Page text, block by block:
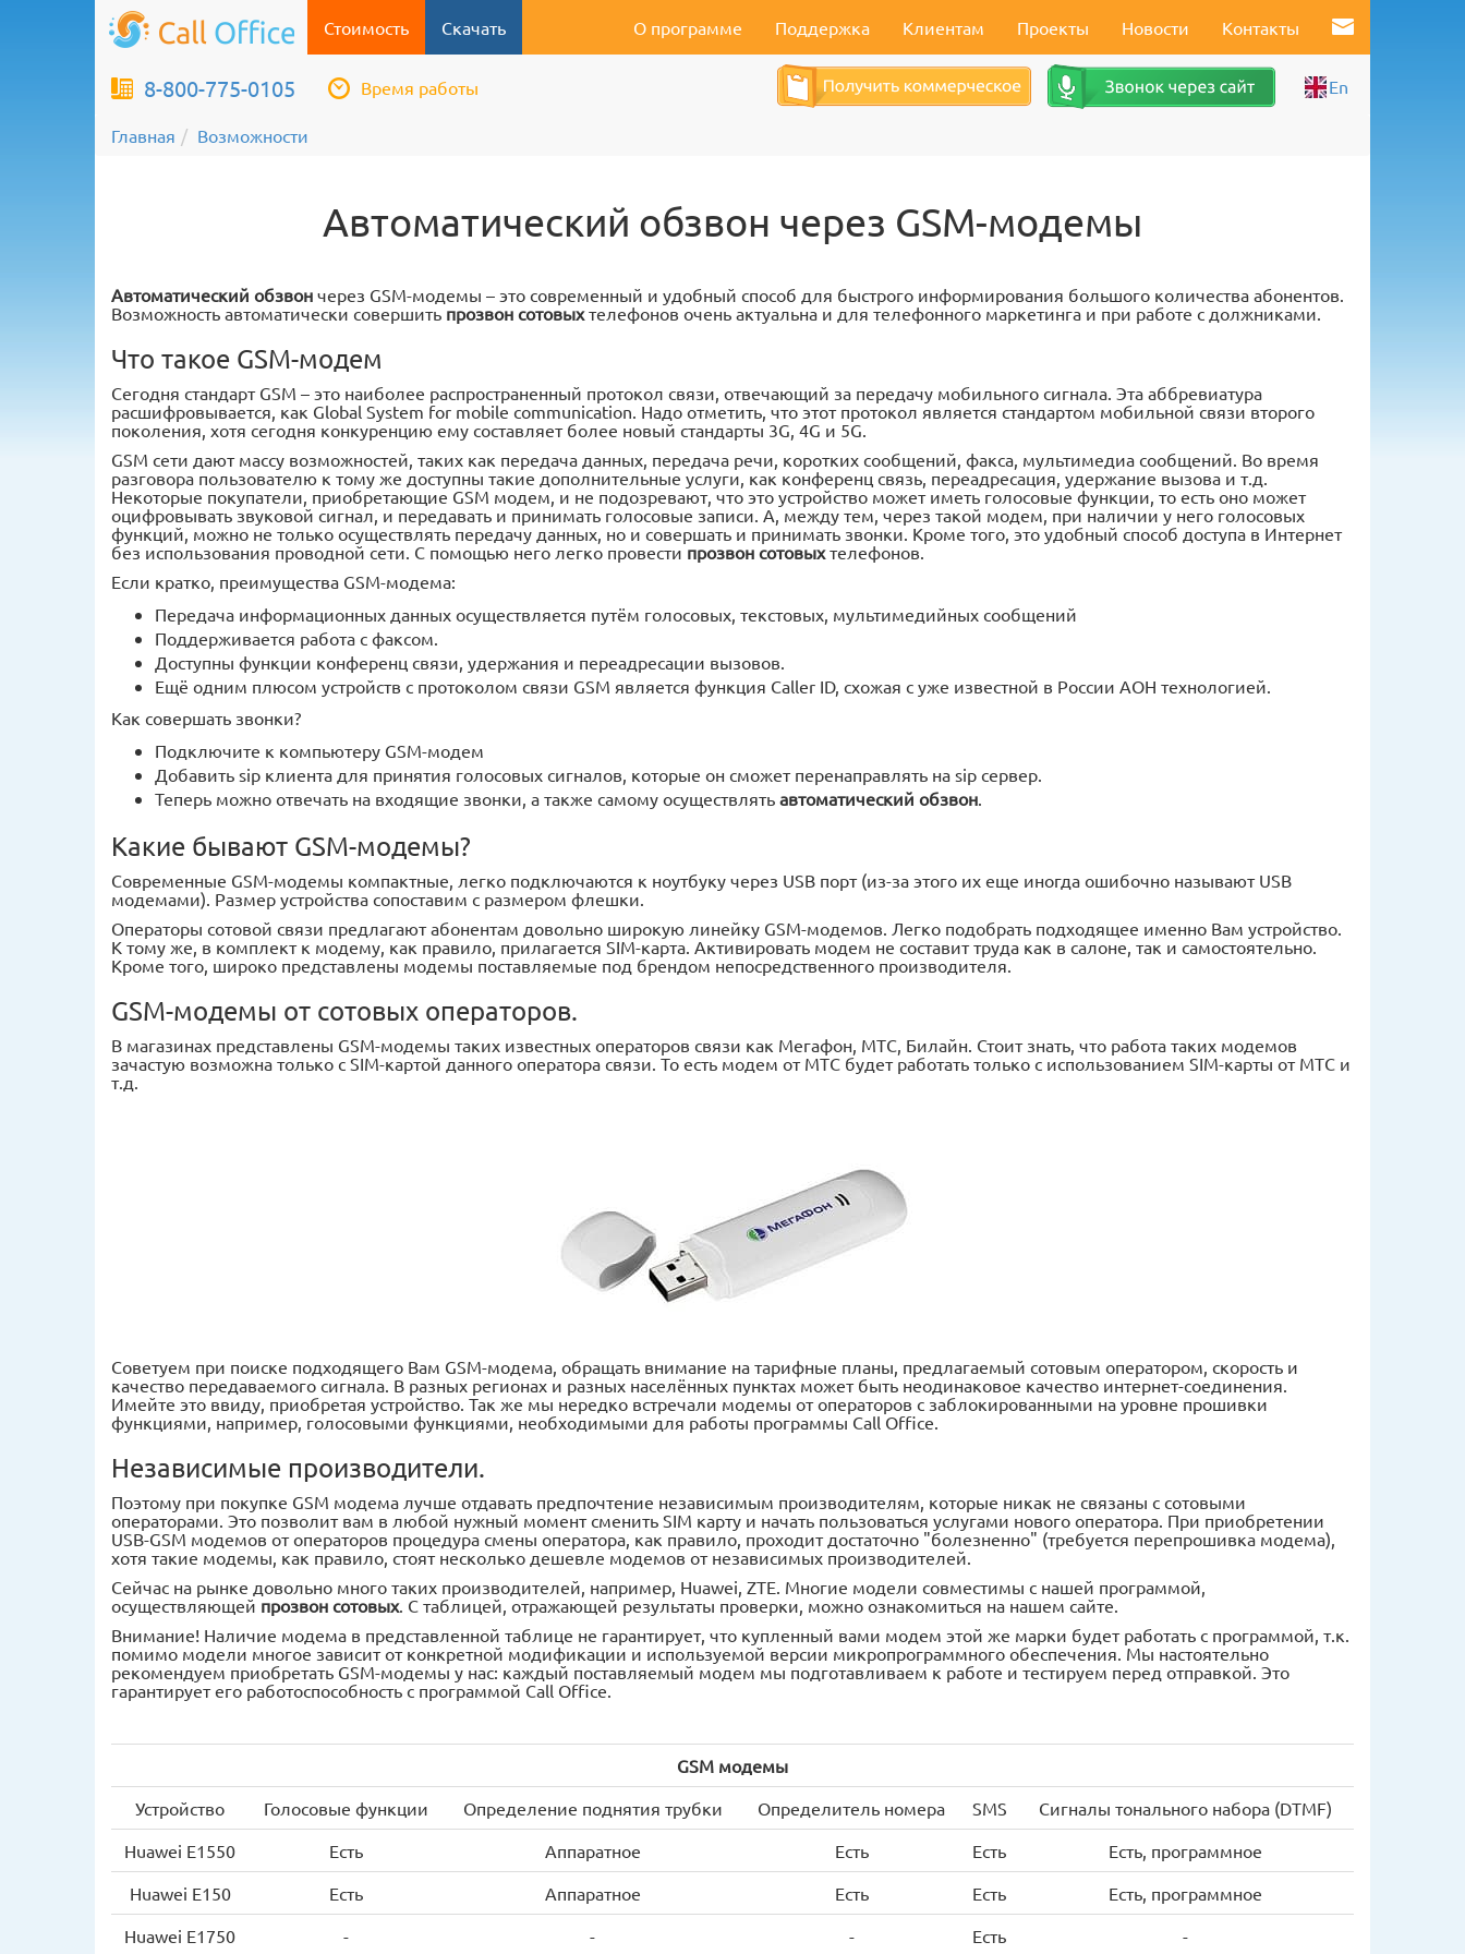
Стоимость Скачать О программе Поддержка Клиентам Проекты Новости Контакты
8-800-775-0105 Время работы En
Главная Возможности
Автоматический обзвон через GSM-модемы
Автоматический обзвон через GSM-модемы – это современный и удобный способ для быстрого информирования большого количества абонентов.
Возможность автоматически совершить прозвон сотовыхтелефонов очень актуальна и для телефонного маркетинга и при работе с должниками.
Что такое GSM-модем
Сегодня стандарт GSM – это наиболее распространенный протокол связи, отвечающий за передачу мобильного сигнала. Эта аббревиатура
расшифровывается, как Global System for mobile communication. Надо отметить, что этот протокол является стандартом мобильной связи второго
поколения, хотя сегодня конкуренцию ему составляет более новый стандарты 3G, 4G и 5G.
GSM сети дают массу возможностей, таких как передача данных, передача речи, коротких сообщений, факса, мультимедиа сообщений. Во время
разговора пользователю к тому же доступны такие дополнительные услуги, как конференц связь, переадресация, удержание вызова и т.д.
Некоторые покупатели, приобретающие GSM модем, и не подозревают, что это устройство может иметь голосовые функции, то есть оно может
оцифровывать звуковой сигнал, и передавать и принимать голосовые записи. А, между тем, через такой модем, при наличии у него голосовых
функций, можно не только осуществлять передачу данных, но и совершать и принимать звонки. Кроме того, это удобный способ доступа в Интернет
без использования проводной сети. С помощью него легко провести прозвон сотовыхтелефонов.
Если кратко, преимущества GSM-модема:
Передача информационных данных осуществляется путём голосовых, текстовых, мультимедийных сообщений
Поддерживается работа с факсом.
Доступны функции конференц связи, удержания и переадресации вызовов.
Ещё одним плюсом устройств с протоколом связи GSM является функция Caller ID, схожая с уже известной в России АОН технологией.
Как совершать звонки?
Подключите к компьютеру GSM-модем
Добавить sip клиента для принятия голосовых сигналов, которые он сможет перенаправлять на sip сервер.
Теперь можно отвечать на входящие звонки, а также самому осуществлять автоматический обзвон.
Какие бывают GSM-модемы?
Современные GSM-модемы компактные, легко подключаются к ноутбуку через USB порт (из-за этого их еще иногда ошибочно называют USB
модемами). Размер устройства сопоставим с размером флешки.
Операторы сотовой связи предлагают абонентам довольно широкую линейку GSM-модемов. Легко подобрать подходящее именно Вам устройство.
К тому же, в комплект к модему, как правило, прилагается SIM-карта. Активировать модем не составит труда как в салоне, так и самостоятельно.
Кроме того, широко представлены модемы поставляемые под брендом непосредственного производителя.
GSM-модемы от сотовых операторов.
В магазинах представлены GSM-модемы таких известных операторов связи как Мегафон, МТС, Билайн. Стоит знать, что работа таких модемов
зачастую возможна только с SIM-картой данного оператора связи. То есть модем от МТС будет работать только с использованием SIM-карты от МТС и
т.д.
Советуем при поиске подходящего Вам GSM-модема, обращать внимание на тарифные планы, предлагаемый сотовым оператором, скорость и
качество передаваемого сигнала. В разных регионах и разных населённых пунктах может быть неодинаковое качество интернет-соединения.
Имейте это ввиду, приобретая устройство. Так же мы нередко встречали модемы от операторов с заблокированными на уровне прошивки
функциями, например, голосовыми функциями, необходимыми для работы программы Call Office.
Независимые производители.
Поэтому при покупке GSM модема лучше отдавать предпочтение независимым производителям, которые никак не связаны с сотовыми
операторами. Это позволит вам в любой нужный момент сменить SIM карту и начать пользоваться услугами нового оператора. При приобретении
USB-GSM модемов от операторов процедура смены оператора, как правило, проходит достаточно "болезненно" (требуется перепрошивка модема),
хотя такие модемы, как правило, стоят несколько дешевле модемов от независимых производителей.
Сейчас на рынке довольно много таких производителей, например, Huawei, ZTE. Многие модели совместимы с нашей программой,
осуществляющей прозвон сотовых. С таблицей, отражающей результаты проверки, можно ознакомиться на нашем сайте.
Внимание! Наличие модема в представленной таблице не гарантирует, что купленный вами модем этой же марки будет работать с программой, т.к.
помимо модели многое зависит от конкретной модификации и используемой версии микропрограммного обеспечения. Мы настоятельно
рекомендуем приобретать GSM-модемы у нас: каждый поставляемый модем мы подготавливаем к работе и тестируем перед отправкой. Это
гарантирует его работоспособность с программой Call Office.
GSM модемы
Устройство
Голосовые функции Определение поднятия трубки Определитель номера SMS
Сигналы тонального набора (DTMF)
Huawei E1550
Есть Аппаратное Есть Есть
Есть, программное
Huawei E150
Есть Аппаратное Есть Есть
Есть, программное
Huawei E1750
- - - Есть -